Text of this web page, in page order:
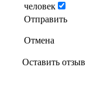
человек
Отправить
Отмена
Оставить отзыв